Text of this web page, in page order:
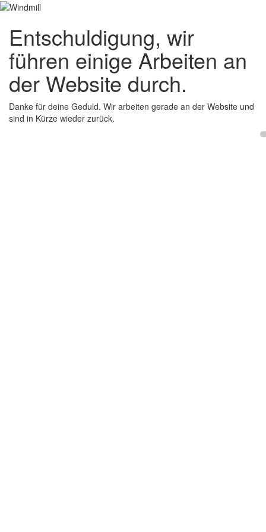
Entschuldigung, wir
führen einige Arbeiten an
der Website durch.
Danke für deine Geduld. Wir arbeiten gerade an der Website und
sind in Kürze wieder zurück.